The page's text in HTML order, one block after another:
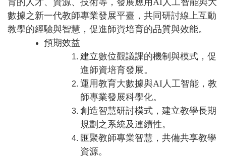
數據之新一代教師專業發展平臺，共同研討線上互動
教學的經驗與智慧，促進師資培育的品質與效能。
預期效益
建立數位觀議課的機制與模式，促
進師資培育發展。
運用教育大數據與AI人工智能，教
師專業發展科學化。
創造智慧研討模式，建立教學長期
規劃之系統及連續性。
匯聚教師專業智慧，共備共享教學
資源。